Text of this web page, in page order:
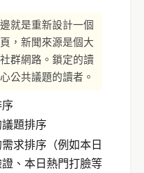
就是重新設計一個
，新聞來源是個大
群網路。鎖定的讀
公共議題的讀者。
題排序
求排序（例如本日
、本日熱門打臉等